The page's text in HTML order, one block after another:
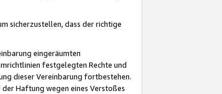
sicherzustellen, dass der richtige
eingeräumten
festgelegten Rechte und
dieser Vereinbarung fortbestehen.
Haftung wegen eines Verstoßes